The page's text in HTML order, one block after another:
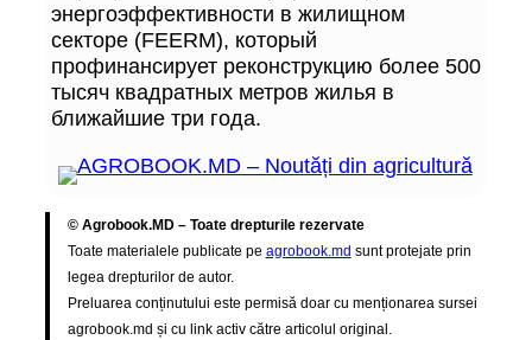
энергоэффективности в жилищном
секторе (FEERM), который
профинансирует реконструкцию более 500
тысяч квадратных метров жилья в
ближайшие три года.
© Agrobook.MD – Toate drepturile rezervate
Toate materialele publicate pe agrobook.md sunt protejate prin
legea drepturilor de autor.
Preluarea conținutului este permisă doar cu menționarea sursei
agrobook.md și cu link activ către articolul original.